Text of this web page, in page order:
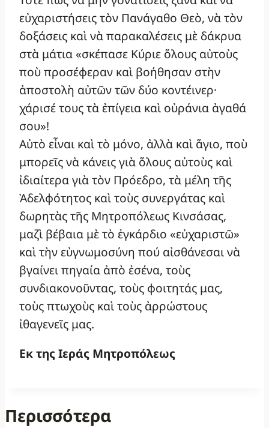
εὐχαριστήσεις τὸν Πανάγαθο Θεὸ, νὰ τὸν
δοξάσεις καὶ νὰ παρακαλέσεις μὲ δάκρυα
στὰ μάτια «σκέπασε Κύριε ὅλους αὐτοὺς
ποὺ προσέφεραν καὶ βοήθησαν στὴν
ἀποστολὴ αὐτῶν τῶν δύο κοντέινερ·
χάρισέ τους τὰ ἐπίγεια καὶ οὐράνια ἀγαθά
σου»!
Αὐτὸ εἶναι καὶ τὸ μόνο, ἀλλὰ καὶ ἅγιο, ποὺ
μπορεῖς νὰ κάνεις γιὰ ὅλους αὐτοὺς καὶ
ἰδιαίτερα γιὰ τὸν Πρόεδρο, τὰ μέλη τῆς
Ἀδελφότητος καὶ τοὺς συνεργάτας καὶ
δωρητὰς τῆς Μητροπόλεως Κινσάσας,
μαζὶ βέβαια μὲ τὸ ἐγκάρδιο «εὐχαριστῶ»
καὶ τὴν εὐγνωμοσύνη πού αἰσθάνεσαι νὰ
βγαίνει πηγαία ἀπὸ ἐσένα, τοὺς
συνδιακονοῦντας, τοὺς φοιτητάς μας,
τοὺς πτωχοὺς καὶ τοὺς ἀρρώστους
ἰθαγενεῖς μας.
Εκ της Ιεράς Μητροπόλεως
Περισσότερα